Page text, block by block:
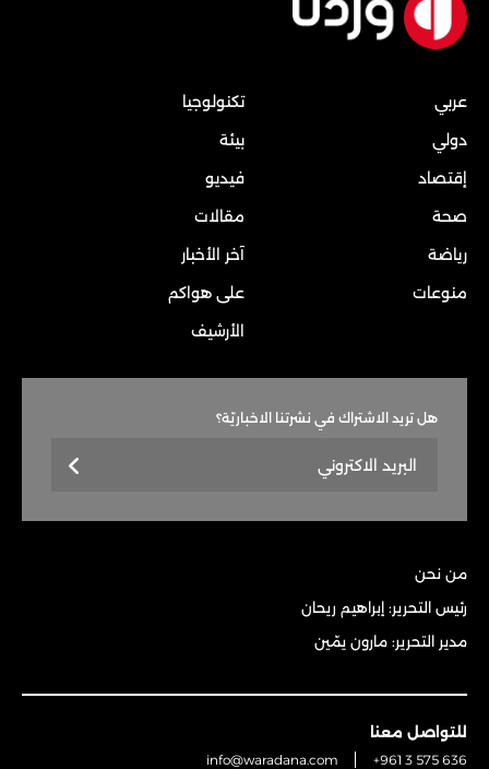
عربي
دولي
إقتصاد
صحة
رياضة
منوعات
تكنولوجيا
بيئة
فيديو
مقالات
آخر الأخبار
على هواكم
الأرشيف
هل تريد الاشتراك في نشرتنا الاخباريّة؟
من نحن
رئيس التحرير: إبراهيم ريحان
مدير التحرير: مارون يمّين
للتواصل معنا
info@waradana.com
+961 3 575 636